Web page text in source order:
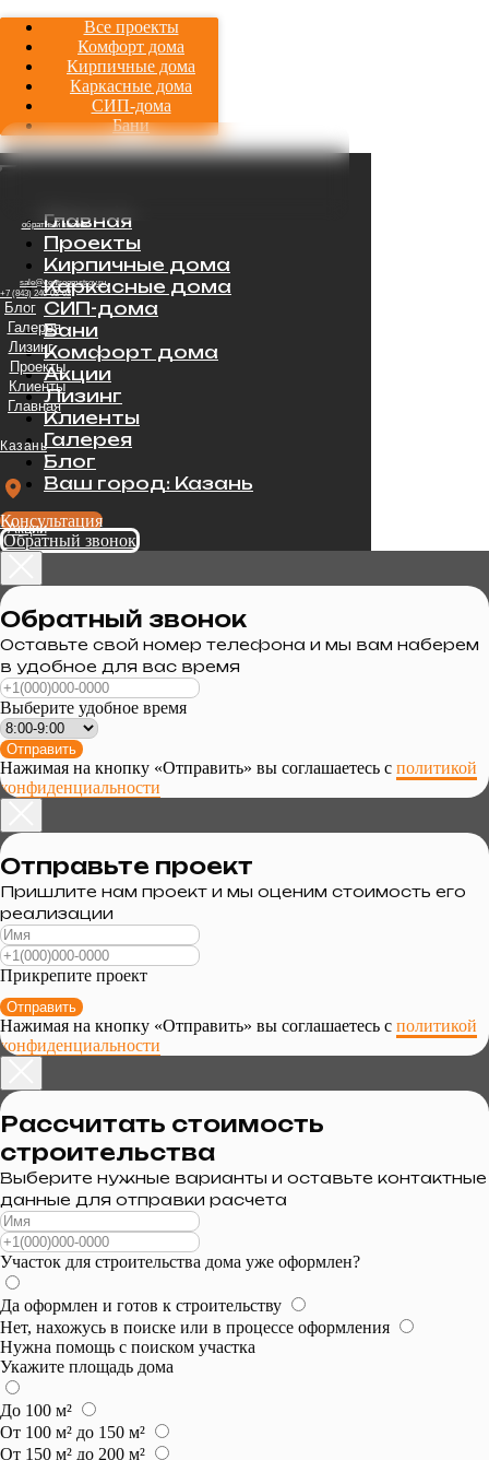
обратный звонок
sale@centroomstroy.ru
+7 (843) 240-02-02
Блог
Галерея
Лизинг
Проекты
Клиенты
Главная
Казань
Акции
Все проекты
Комфорт дома
Кирпичные дома
Каркасные дома
СИП-дома
Бани
Главная
Проекты
Кирпичные дома
Каркасные дома
СИП-дома
Бани
Комфорт дома
Акции
Лизинг
Клиенты
Галерея
Блог
Ваш город: Казань
Консультация
Обратный звонок
Обратный звонок
Оставьте свой номер телефона и мы вам наберем
в удобное для вас время
Выберите удобное время
Отправить
Нажимая на кнопку «Отправить» вы соглашаетесь с политикой
конфиденциальности
Отправьте проект
Пришлите нам проект и мы оценим стоимость его
реализации
Прикрепите проект
Отправить
Нажимая на кнопку «Отправить» вы соглашаетесь с политикой
конфиденциальности
Рассчитать стоимость
строительства
Выберите нужные варианты и оставьте контактные
данные для отправки расчета
Участок для строительства дома уже оформлен?
Да оформлен и готов к строительству
Нет, нахожусь в поиске или в процессе оформления
Нужна помощь с поиском участка
Укажите площадь дома
До 100 м²
От 100 м² до 150 м²
От 150 м² до 200 м²